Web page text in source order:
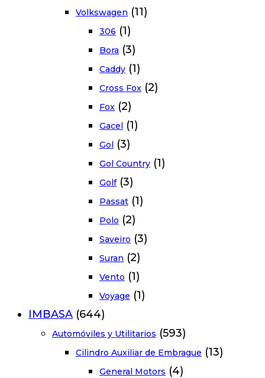
Volkswagen (11)
306 (1)
Bora (3)
Caddy (1)
Cross Fox (2)
Fox (2)
Gacel (1)
Gol (3)
Gol Country (1)
Golf (3)
Passat (1)
Polo (2)
Saveiro (3)
Suran (2)
Vento (1)
Voyage (1)
IMBASA (644)
Automóviles y Utilitarios (593)
Cilindro Auxiliar de Embrague (13)
General Motors (4)